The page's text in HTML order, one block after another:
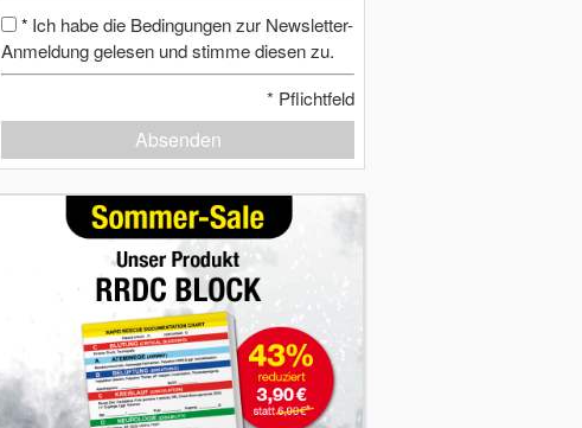
* Ich habe die Bedingungen zur Newsletter-
Anmeldung gelesen und stimme diesen zu.
* Pflichtfeld
Absenden